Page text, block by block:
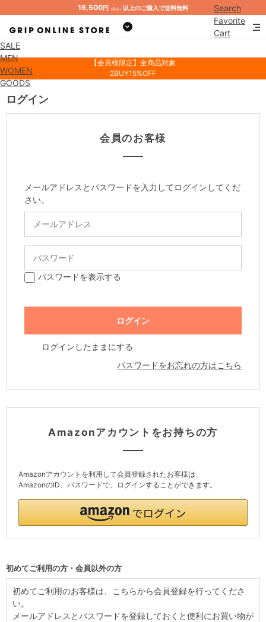
16,500円 （税込） 以上のご購入で送料無料
Search
Favorite
Cart
SALE
MEN
WOMEN
GOODS
【会員様限定】全商品対象
2BUY15%OFF
ログイン
会員のお客様
メールアドレスとパスワードを入力してログインしてくだ
さい。
パスワードを表示する
ログインしたままにする
パスワードをお忘れの方はこちら
Amazonアカウントをお持ちの方
Amazonアカウントを利用して会員登録されたお客様は、
AmazonのID、パスワードで、ログインすることができます。
初めてご利用の方・会員以外の方
初めてご利用のお客様は、こちらから会員登録を行ってくださ
い。
メールアドレスとパスワードを登録しておくと便利にお買い物が